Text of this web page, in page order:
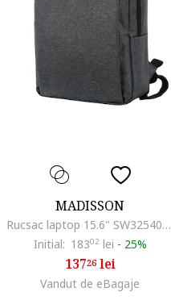
MADISSON
Rucsac laptop 15.6" SW32540, pentru Wizz Air, poliester 32540, antracit
Initial: 18302 lei - 25%
13726lei
Vandut de eBagaje